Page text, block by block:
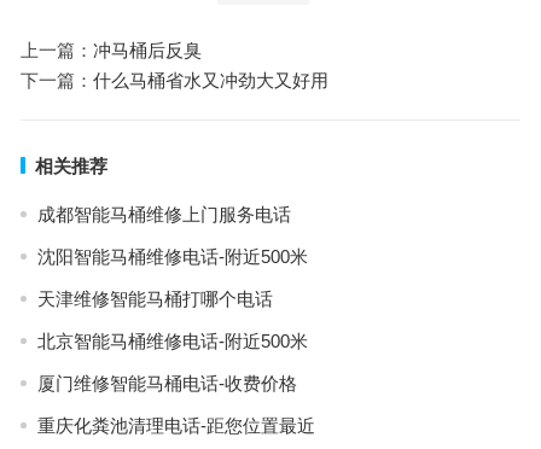
上一篇： 冲马桶后反臭
下一篇： 什么马桶省水又冲劲大又好用
相关推荐
成都智能马桶维修上门服务电话
沈阳智能马桶维修电话-附近500米
天津维修智能马桶打哪个电话
北京智能马桶维修电话-附近500米
厦门维修智能马桶电话-收费价格
重庆化粪池清理电话-距您位置最近